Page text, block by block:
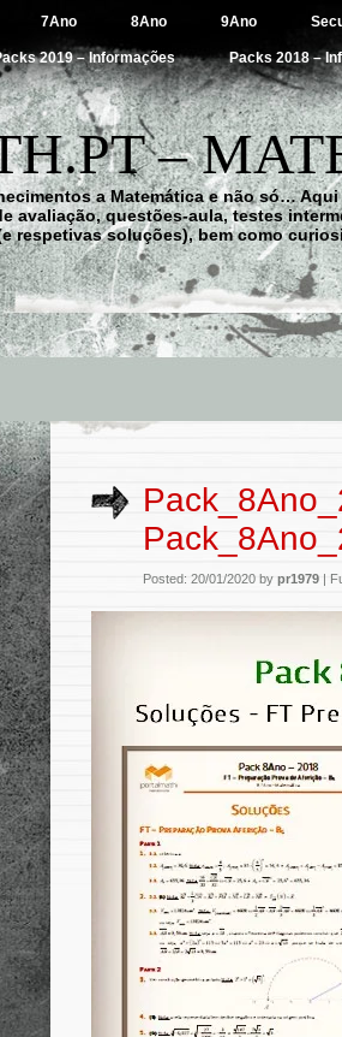
7Ano 8Ano 9Ano
2019 – Informações Packs 2018 –
–
a Matemática e não só…
avaliação, questões-aula, testes
respetivas soluções), bem como
Posted: 20/01/2020 by pr1979 |